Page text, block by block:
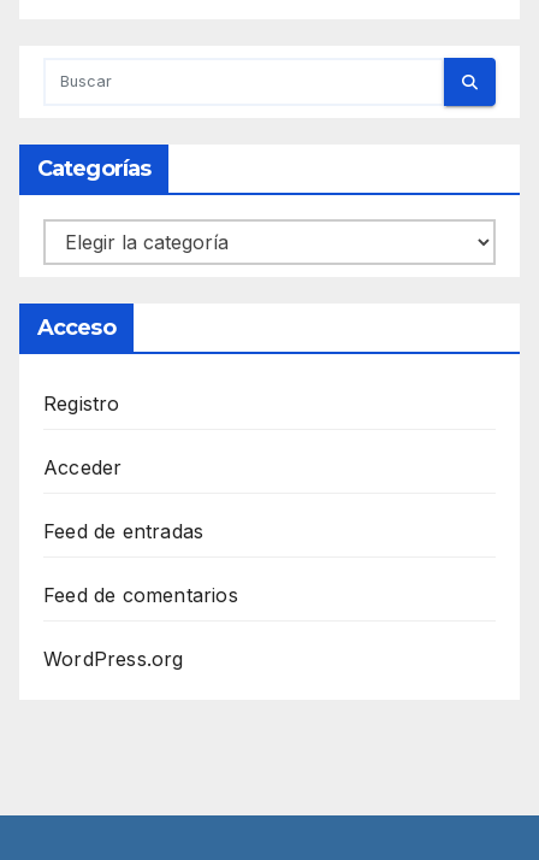
Categorías
Categorías
Acceso
Registro
Acceder
Feed de entradas
Feed de comentarios
WordPress.org